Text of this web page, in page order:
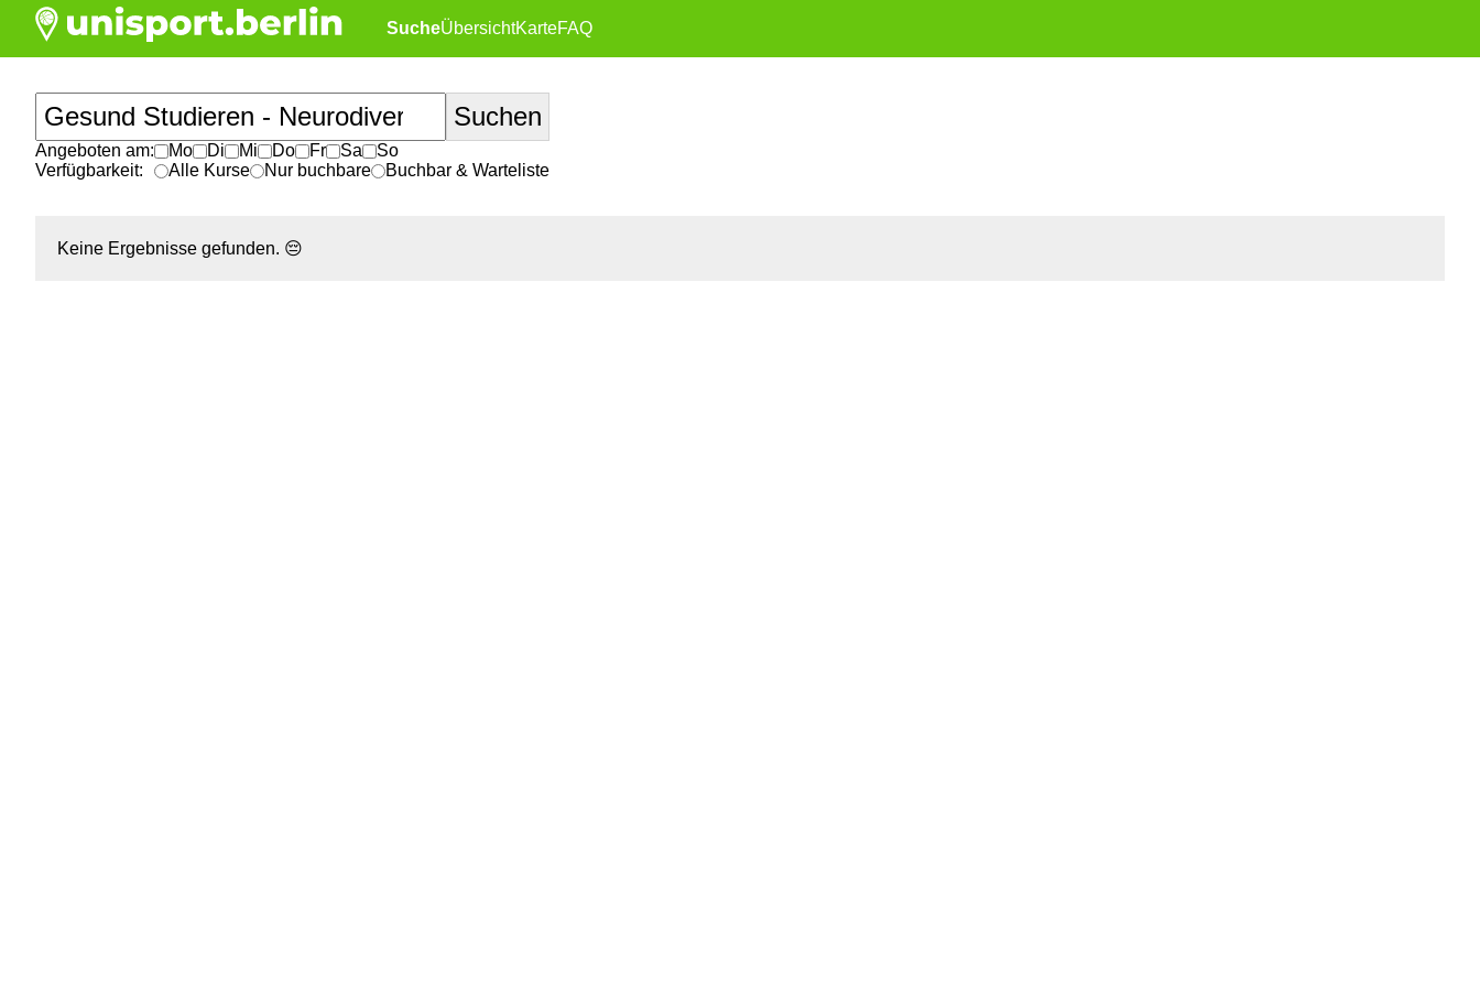
SucheÜbersichtKarteFAQ
Angeboten am: Mo Di Mi Do Fr Sa
So
Verfügbarkeit:
Alle Kurse Nur buchbare Buchbar & Warteliste
Keine Ergebnisse gefunden. 😔